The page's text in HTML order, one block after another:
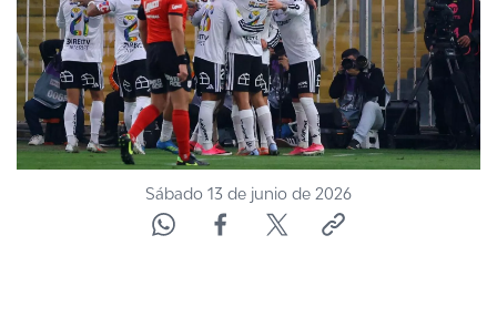
ACTUALIDAD Y TENDENCIAS
CORPORATIVO Y TRANSPARENCIA
CANAL DE DENUNCIAS
ÁREA DE PROYECTOS
Sábado 13 de junio de 2026